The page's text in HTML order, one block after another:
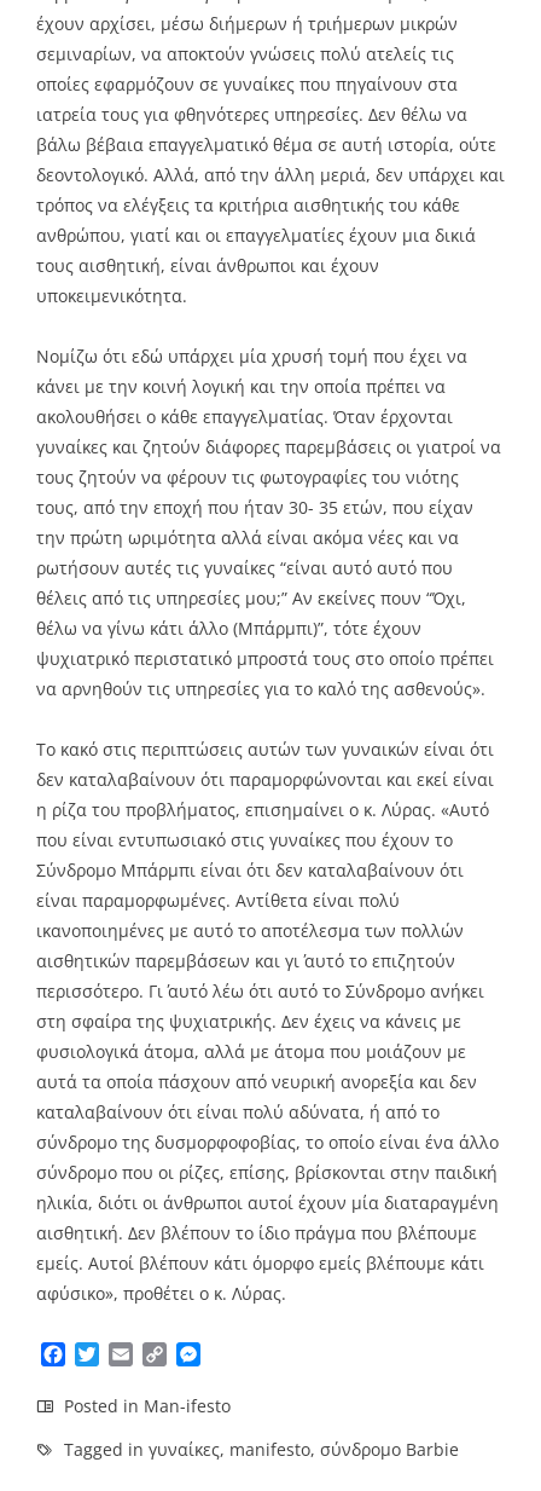
έχουν αρχίσει, μέσω διήμερων ή τριήμερων μικρών
σεμιναρίων, να αποκτούν γνώσεις πολύ ατελείς τις
οποίες εφαρμόζουν σε γυναίκες που πηγαίνουν στα
ιατρεία τους για φθηνότερες υπηρεσίες. Δεν θέλω να
βάλω βέβαια επαγγελματικό θέμα σε αυτή ιστορία, ούτε
δεοντολογικό. Αλλά, από την άλλη μεριά, δεν υπάρχει και
τρόπος να ελέγξεις τα κριτήρια αισθητικής του κάθε
ανθρώπου, γιατί και οι επαγγελματίες έχουν μια δικιά
τους αισθητική, είναι άνθρωποι και έχουν
υποκειμενικότητα.
Νομίζω ότι εδώ υπάρχει μία χρυσή τομή που έχει να
κάνει με την κοινή λογική και την οποία πρέπει να
ακολουθήσει ο κάθε επαγγελματίας. Όταν έρχονται
γυναίκες και ζητούν διάφορες παρεμβάσεις οι γιατροί να
τους ζητούν να φέρουν τις φωτογραφίες του νιότης
τους, από την εποχή που ήταν 30- 35 ετών, που είχαν
την πρώτη ωριμότητα αλλά είναι ακόμα νέες και να
ρωτήσουν αυτές τις γυναίκες “είναι αυτό αυτό που
θέλεις από τις υπηρεσίες μου;” Αν εκείνες πουν “Όχι,
θέλω να γίνω κάτι άλλο (Μπάρμπι)”, τότε έχουν
ψυχιατρικό περιστατικό μπροστά τους στο οποίο πρέπει
να αρνηθούν τις υπηρεσίες για το καλό της ασθενούς».
Το κακό στις περιπτώσεις αυτών των γυναικών είναι ότι
δεν καταλαβαίνουν ότι παραμορφώνονται και εκεί είναι
η ρίζα του προβλήματος, επισημαίνει ο κ. Λύρας. «Αυτό
που είναι εντυπωσιακό στις γυναίκες που έχουν το
Σύνδρομο Μπάρμπι είναι ότι δεν καταλαβαίνουν ότι
είναι παραμορφωμένες. Αντίθετα είναι πολύ
ικανοποιημένες με αυτό το αποτέλεσμα των πολλών
αισθητικών παρεμβάσεων και γι΄ αυτό το επιζητούν
περισσότερο. Γι΄ αυτό λέω ότι αυτό το Σύνδρομο ανήκει
στη σφαίρα της ψυχιατρικής. Δεν έχεις να κάνεις με
φυσιολογικά άτομα, αλλά με άτομα που μοιάζουν με
αυτά τα οποία πάσχουν από νευρική ανορεξία και δεν
καταλαβαίνουν ότι είναι πολύ αδύνατα, ή από το
σύνδρομο της δυσμορφοφοβίας, το οποίο είναι ένα άλλο
σύνδρομο που οι ρίζες, επίσης, βρίσκονται στην παιδική
ηλικία, διότι οι άνθρωποι αυτοί έχουν μία διαταραγμένη
αισθητική. Δεν βλέπουν το ίδιο πράγμα που βλέπουμε
εμείς. Αυτοί βλέπουν κάτι όμορφο εμείς βλέπουμε κάτι
αφύσικο», προθέτει ο κ. Λύρας.
Facebook
TwitterEmailCopy
Posted in Man-ifesto
Tagged in γυναίκες, manifesto, σύνδρομο Barbie